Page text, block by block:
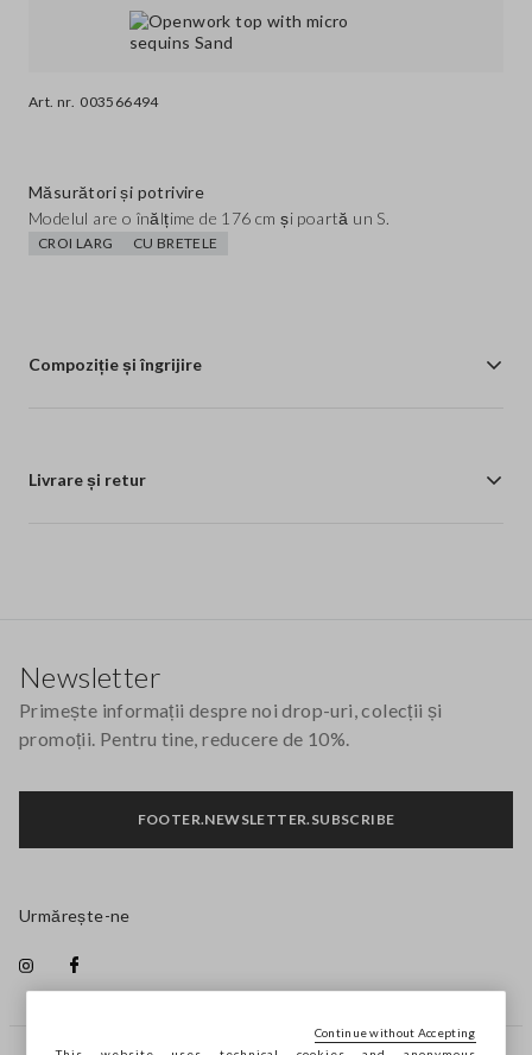
Art. nr. 003566494
Măsurători și potrivire
Modelul are o înălțime de 176 cm și poartă un S.
CROI LARG CU BRETELE
Compoziție și îngrijire
Livrare și retur
Newsletter
Primește informații despre noi drop-uri, colecții și
promoții. Pentru tine, reducere de 10%.
FOOTER.NEWSLETTER.SUBSCRIBE
Urmărește-ne
Continue without Accepting